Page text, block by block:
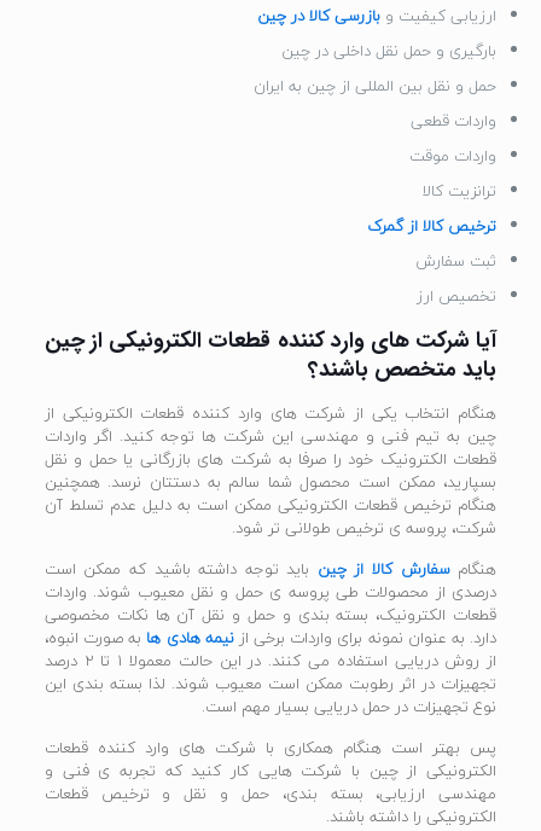
ارزیابی کیفیت و بازرسی کالا در چین
بارگیری و حمل نقل داخلی در چین
حمل و نقل بین المللی از چین به ایران
واردات قطعی
واردات موقت
ترانزیت کالا
ترخیص کالا از گمرک
ثبت سفارش
تخصیص ارز
آیا شرکت های وارد کننده قطعات الکترونیکی از چین
باید متخصص باشند؟
هنگام انتخاب یکی از شرکت های وارد کننده قطعات الکترونیکی از
چین به تیم فنی و مهندسی این شرکت ها توجه کنید. اگر واردات
قطعات الکترونیک خود را صرفا به شرکت های بازرگانی یا حمل و نقل
بسپارید، ممکن است محصول شما سالم به دستتان نرسد. همچنین
هنگام ترخیص قطعات الکترونیکی ممکن است به دلیل عدم تسلط آن
شرکت، پروسه ی ترخیص طولانی تر شود.
هنگامسفارش کالا از چین باید توجه داشته باشید که ممکن است
درصدی از محصولات طی پروسه ی حمل و نقل معیوب شوند. واردات
قطعات الکترونیک، بسته بندی و حمل و نقل آن ها نکات مخصوصی
دارد. به عنوان نمونه برای واردات برخی از نیمه هادی ها به صورت انبوه،
از روش دریایی استفاده می کنند. در این حالت معمولا 1 تا 2 درصد
تجهیزات در اثر رطوبت ممکن است معیوب شوند. لذا بسته بندی این
نوع تجهیزات در حمل دریایی بسیار مهم است.
پس بهتر است هنگام همکاری با شرکت های وارد کننده قطعات
الکترونیکی از چین با شرکت هایی کار کنید که تجربه ی فنی و
مهندسی ارزیابی، بسته بندی، حمل و نقل و ترخیص قطعات
الکترونیکی را داشته باشند.